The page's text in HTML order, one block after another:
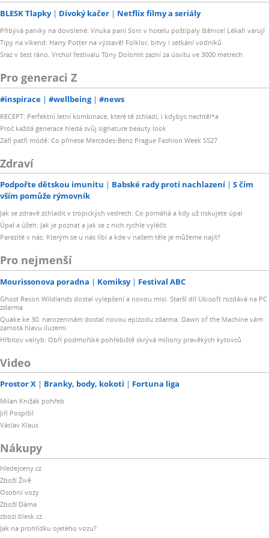
BLESK Tlapky Divoký kačer Netflix filmy a seriály
Přibývá paniky na dovolené: Vnuka paní Soni v hotelu poštípaly štěnice! Lékaři varují
Tipy na víkend: Harry Potter na výstavě! Folklor, bitvy i setkání vodníků
Sraz v šest ráno. Vrchol festivalu Tóny Dolomit zazní za úsvitu ve 3000 metrech
Pro generaci Z
#inspirace #wellbeing #news
RECEPT: Perfektní letní kombinace, které tě zchladí, i kdybys nechtěl*a
Proč každá generace hledá svůj signature beauty look
Září patří módě: Co přinese Mercedes-Benz Prague Fashion Week SS27
Zdraví
Podpořte dětskou imunitu Babské rady proti nachlazení
S čím
vším pomůže rýmovník
Jak se zdravě zchladit v tropických vedrech: Co pomáhá a kdy už riskujete úpal
Úpal a úžeh: Jak je poznat a jak se z nich rychle vyléčit
Parazité v nás: Kterým se u nás líbí a kde v našem těle je můžeme najít?
Pro nejmenší
Mourissonova poradna Komiksy Festival ABC
Ghost Recon Wildlands dostal vylepšení a novou misi. Starší díl Ubisoft rozdává na PC
zdarma
Quake ke 30. narozeninám dostal novou epizodu zdarma. Dawn of the Machine vám
zamotá hlavu iluzemi
Hřbitov velryb: Obří podmořské pohřebiště skrývá miliony pravěkých kytovců
Video
Prostor X Branky, body, kokoti Fortuna liga
Milan Knížák pohřeb
Jiří Pospíšil
Václav Klaus
Nákupy
hledejceny.cz
Zboží Živě
Osobní vozy
Zboží Dáma
zbozi.blesk.cz
Jak na prohlídku ojetého vozu?